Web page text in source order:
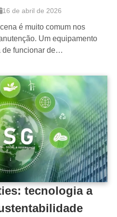
16 de abril de 2026
é muito comum nos
Um equipamento
de funcionar de…
tecnologia a